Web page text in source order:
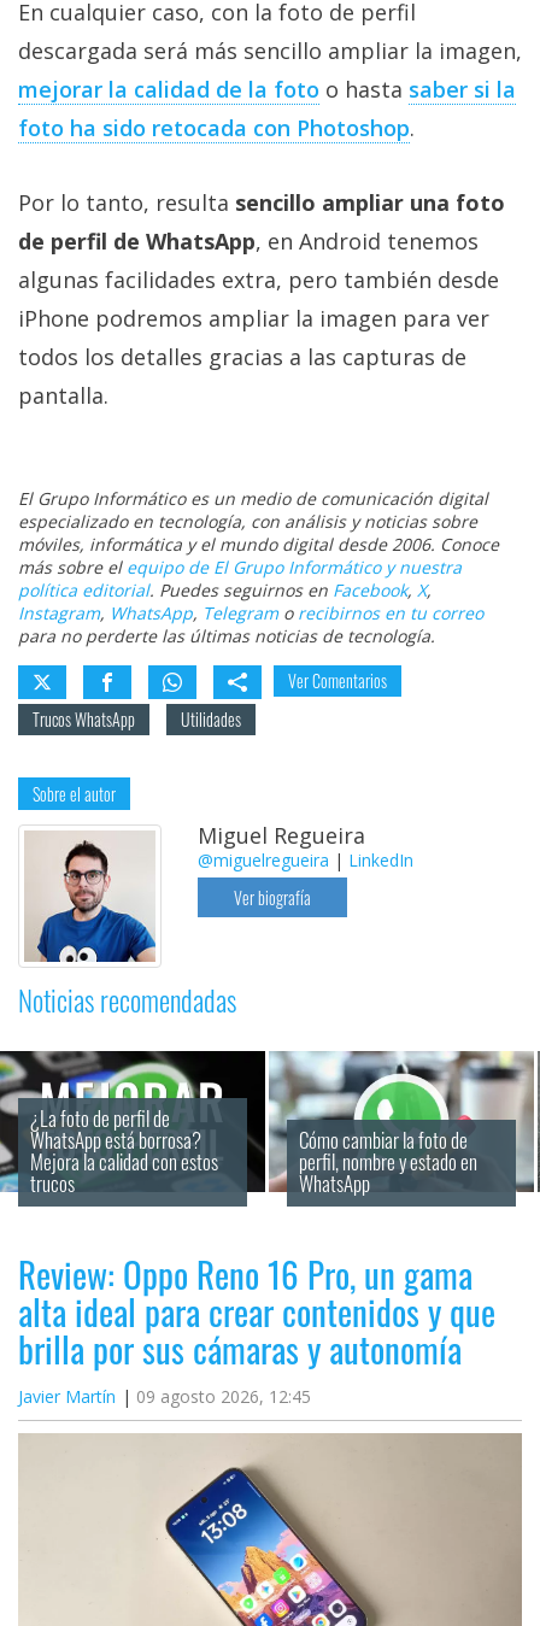
En cualquier caso, con la foto de perfil
descargada será más sencillo ampliar la imagen,
mejorar la calidad de la foto o hasta saber si la
foto ha sido retocada con Photoshop.
Por lo tanto, resulta sencillo ampliar una foto
de perfil de WhatsApp, en Android tenemos
algunas facilidades extra, pero también desde
iPhone podremos ampliar la imagen para ver
todos los detalles gracias a las capturas de
pantalla.
El Grupo Informático es un medio de comunicación digital
especializado en tecnología, con análisis y noticias sobre
móviles, informática y el mundo digital desde 2006. Conoce
más sobre el equipo de El Grupo Informático y nuestra
política editorial. Puedes seguirnos en Facebook, X,
Instagram, WhatsApp, Telegramo recibirnos en tu correo
para no perderte las últimas noticias de tecnología.
Ver Comentarios
Trucos WhatsApp
Utilidades
Sobre el autor
Miguel Regueira
@miguelregueira | LinkedIn
Ver biografía
Noticias recomendadas
¿La foto de perfil de
WhatsApp está borrosa?
Mejora la calidad con estos
trucos
Cómo cambiar la foto de
perfil, nombre y estado en
WhatsApp
Review: Oppo Reno 16 Pro, un gama
alta ideal para crear contenidos y que
brilla por sus cámaras y autonomía
Javier Martín 09 agosto 2026, 12:45